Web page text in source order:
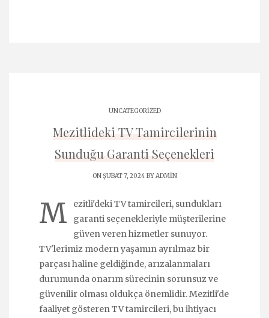
UNCATEGORIZED
Mezitlideki TV Tamircilerinin
Sunduğu Garanti Seçenekleri
ON ŞUBAT 7, 2024 BYADMIN
M
ezitli'deki TV tamircileri, sundukları
garanti seçenekleriyle müşterilerine
güven veren hizmetler sunuyor.
TV'lerimiz modern yaşamın ayrılmaz bir
parçası haline geldiğinde, arızalanmaları
durumunda onarım sürecinin sorunsuz ve
güvenilir olması oldukça önemlidir. Mezitli'de
faaliyet gösteren TV tamircileri, bu ihtiyacı